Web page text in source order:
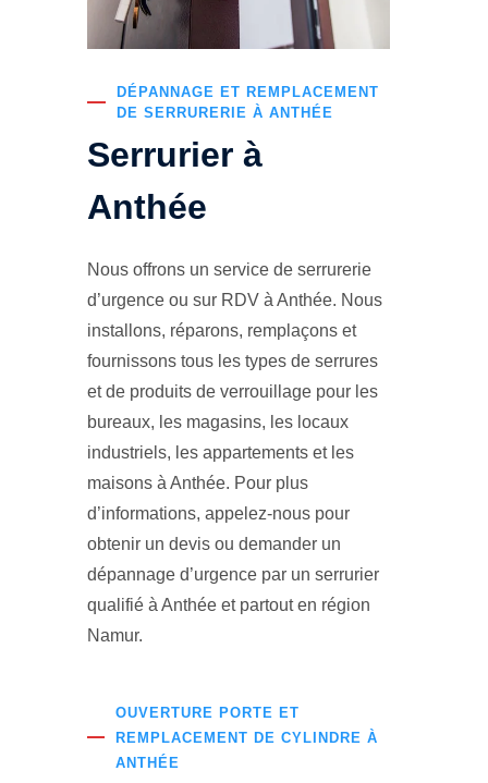
DÉPANNAGE ET REMPLACEMENT
DE SERRURERIE À ANTHÉE
Serrurier à
Anthée
Nous offrons un service de serrurerie
d’urgence ou sur RDV à Anthée. Nous
installons, réparons, remplaçons et
fournissons tous les types de serrures
et de produits de verrouillage pour les
bureaux, les magasins, les locaux
industriels, les appartements et les
maisons à Anthée. Pour plus
d’informations, appelez-nous pour
obtenir un devis ou demander un
dépannage d’urgence par un serrurier
qualifié à Anthée et partout en région
Namur.
OUVERTURE PORTE ET
REMPLACEMENT DE CYLINDRE À
ANTHÉE